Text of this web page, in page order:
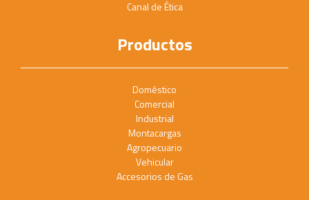
Canal de Ética
Productos
Doméstico
Comercial
Industrial
Montacargas
Agropecuario
Vehicular
Accesorios de Gas